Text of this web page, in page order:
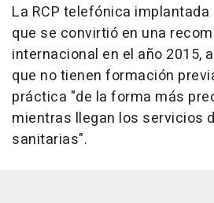
La RCP telefónica implantada
que se convirtió en una
internacional en el año 2015,
que no tienen formación
práctica "de la forma más
mientras llegan los servicios
sanitarias".